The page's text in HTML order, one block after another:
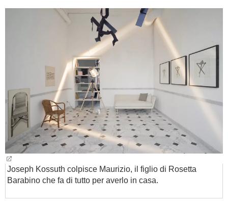
Joseph Kossuth colpisce Maurizio, il figlio di Rosetta
Barabino che fa di tutto per averlo in casa.